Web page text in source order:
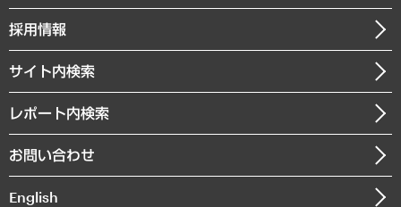
GRC（ガバナンス・リスク・コンプライアンス）・防災（政策）
経済・産業・雇用・労働
まちづくり・観光・交通・スポーツ・スマートシティ
自然資源・農林水産業・食料システム
経営用語集
受託・受注実績（官公庁関連）
メディア掲載・出演
社長メッセージ
会社概要
沿革
組織図・本部部室紹介
インドネシア現地法人
ニュースリリース
お知らせ
採用情報
サイト内検索
レポート内検索
お問い合わせ
English